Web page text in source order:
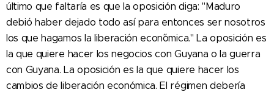
último que faltaría es que la oposición diga: "Maduro
debió haber dejado todo así para entonces ser nosotros
los que hagamos la liberación econ´ómica." La oposición es
la que quiere hacer los negocios con Guyana o la guerra
con Guyana. La oposición es la que quiere hacer los
cambios de liberación económica. El régimen debería